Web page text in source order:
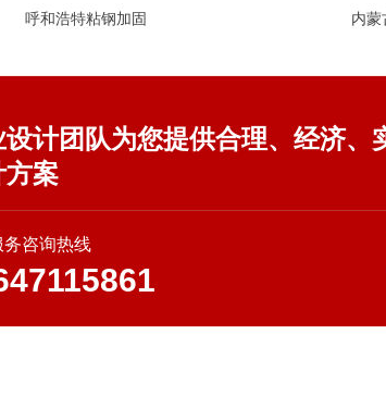
呼和浩特粘钢加固 内蒙
设计团队为您提供合理、经济、
方案
务咨询热线